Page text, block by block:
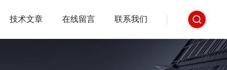
技术文章 在线留言 联系我们